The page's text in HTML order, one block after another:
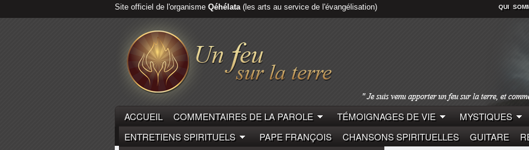
Site officiel de l'organisme Qéhélata(les arts au service de l'évangélisation) QUI
ACCUEIL COMMENTAIRES DE LA PAROLE TÉMOIGNAGES DE VIE MYSTIQUES
ENTRETIENS SPIRITUELS
PAPE FRANÇOIS CHANSONS SPIRITUELLES GUITARE